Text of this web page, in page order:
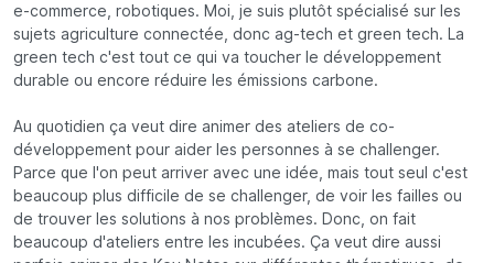
e-commerce, robotiques. Moi, je suis plutôt spécialisé sur les
sujets agriculture connectée, donc ag-tech et green tech. La
green tech c'est tout ce qui va toucher le développement
durable ou encore réduire les émissions carbone.
Au quotidien ça veut dire animer des ateliers de co-
développement pour aider les personnes à se challenger.
Parce que l'on peut arriver avec une idée, mais tout seul c'est
beaucoup plus difficile de se challenger, de voir les failles ou
de trouver les solutions à nos problèmes. Donc, on fait
beaucoup d'ateliers entre les incubées. Ça veut dire aussi